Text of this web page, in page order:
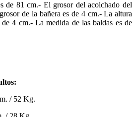
de 81 cm.- El grosor del acolchado del
de la bañera es de 4 cm.- La altura
4 cm.- La medida de las baldas es de
/ 52 Kg.